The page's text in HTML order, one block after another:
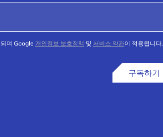
며 Google 개인정보 보호정책 및 서비스 약관이 적용됩니다.
구독하기